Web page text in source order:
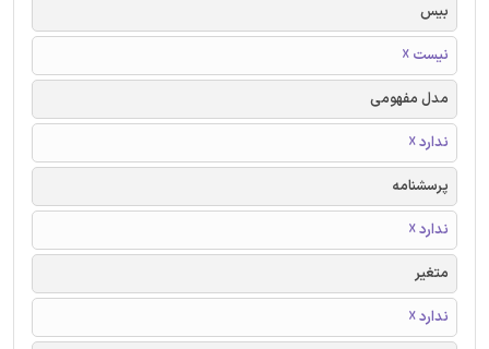
بیس
نیست ☓
مدل مفهومی
ندارد ☓
پرسشنامه
ندارد ☓
متغیر
ندارد ☓